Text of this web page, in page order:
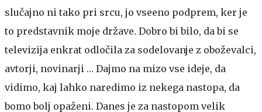
slučajno ni tako pri srcu, jo vseeno podprem, ker je
to predstavnik moje države. Dobro bi bilo, da bi se
televizija enkrat odločila za sodelovanje z oboževalci,
avtorji, novinarji … Dajmo na mizo vse ideje, da
vidimo, kaj lahko naredimo iz nekega nastopa, da
bomo bolj opaženi. Danes je za nastopom velik